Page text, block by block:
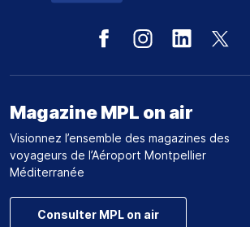
Magazine MPL on air
Visionnez l’ensemble des magazines des
voyageurs de l’Aéroport Montpellier
Méditerranée
Consulter MPL on air